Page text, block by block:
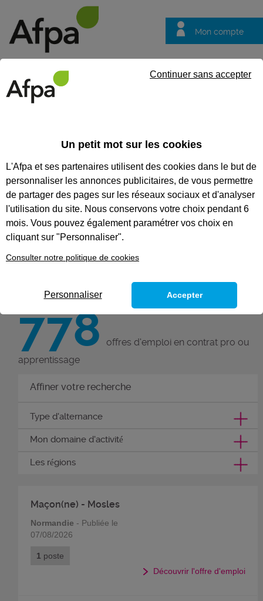
Mon compte
questions
LES OFFRES D’EMPLOI EN
ALTERNANCE
84 % des jeunes souhaitant suivre une formation en
alternance trouvent la recherche d'une entreprise difficile et
pour 62 % cette recherche est même stressante. Parce
que le choix de votre entreprise est crucial pour réussir
votre formation en alternance, nous vous proposons des
confiance.
778 offres d'emploi en contrat pro ou
apprentissage
Affiner votre recherche
Type d'alternance
Mon domaine d'activité
Les régions
Maçon(ne) - Mosles
Normandie - Publiée le
07/08/2026
1 poste
Découvrir l'offre d'emploi
Un petit mot sur les cookies
L'Afpa et ses partenaires utilisent des cookies dans le but de
personnaliser les annonces publicitaires, de vous permettre
de partager des pages sur les réseaux sociaux et d'analyser
l'utilisation du site. Nous conservons votre choix pendant 6
mois. Vous pouvez également paramétrer vos choix en
cliquant sur "Personnaliser".
Consulter notre politique de cookies
Continuer sans accepter
Personnaliser Accepter